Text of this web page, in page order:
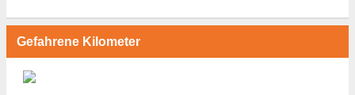
Gefahrene Kilometer